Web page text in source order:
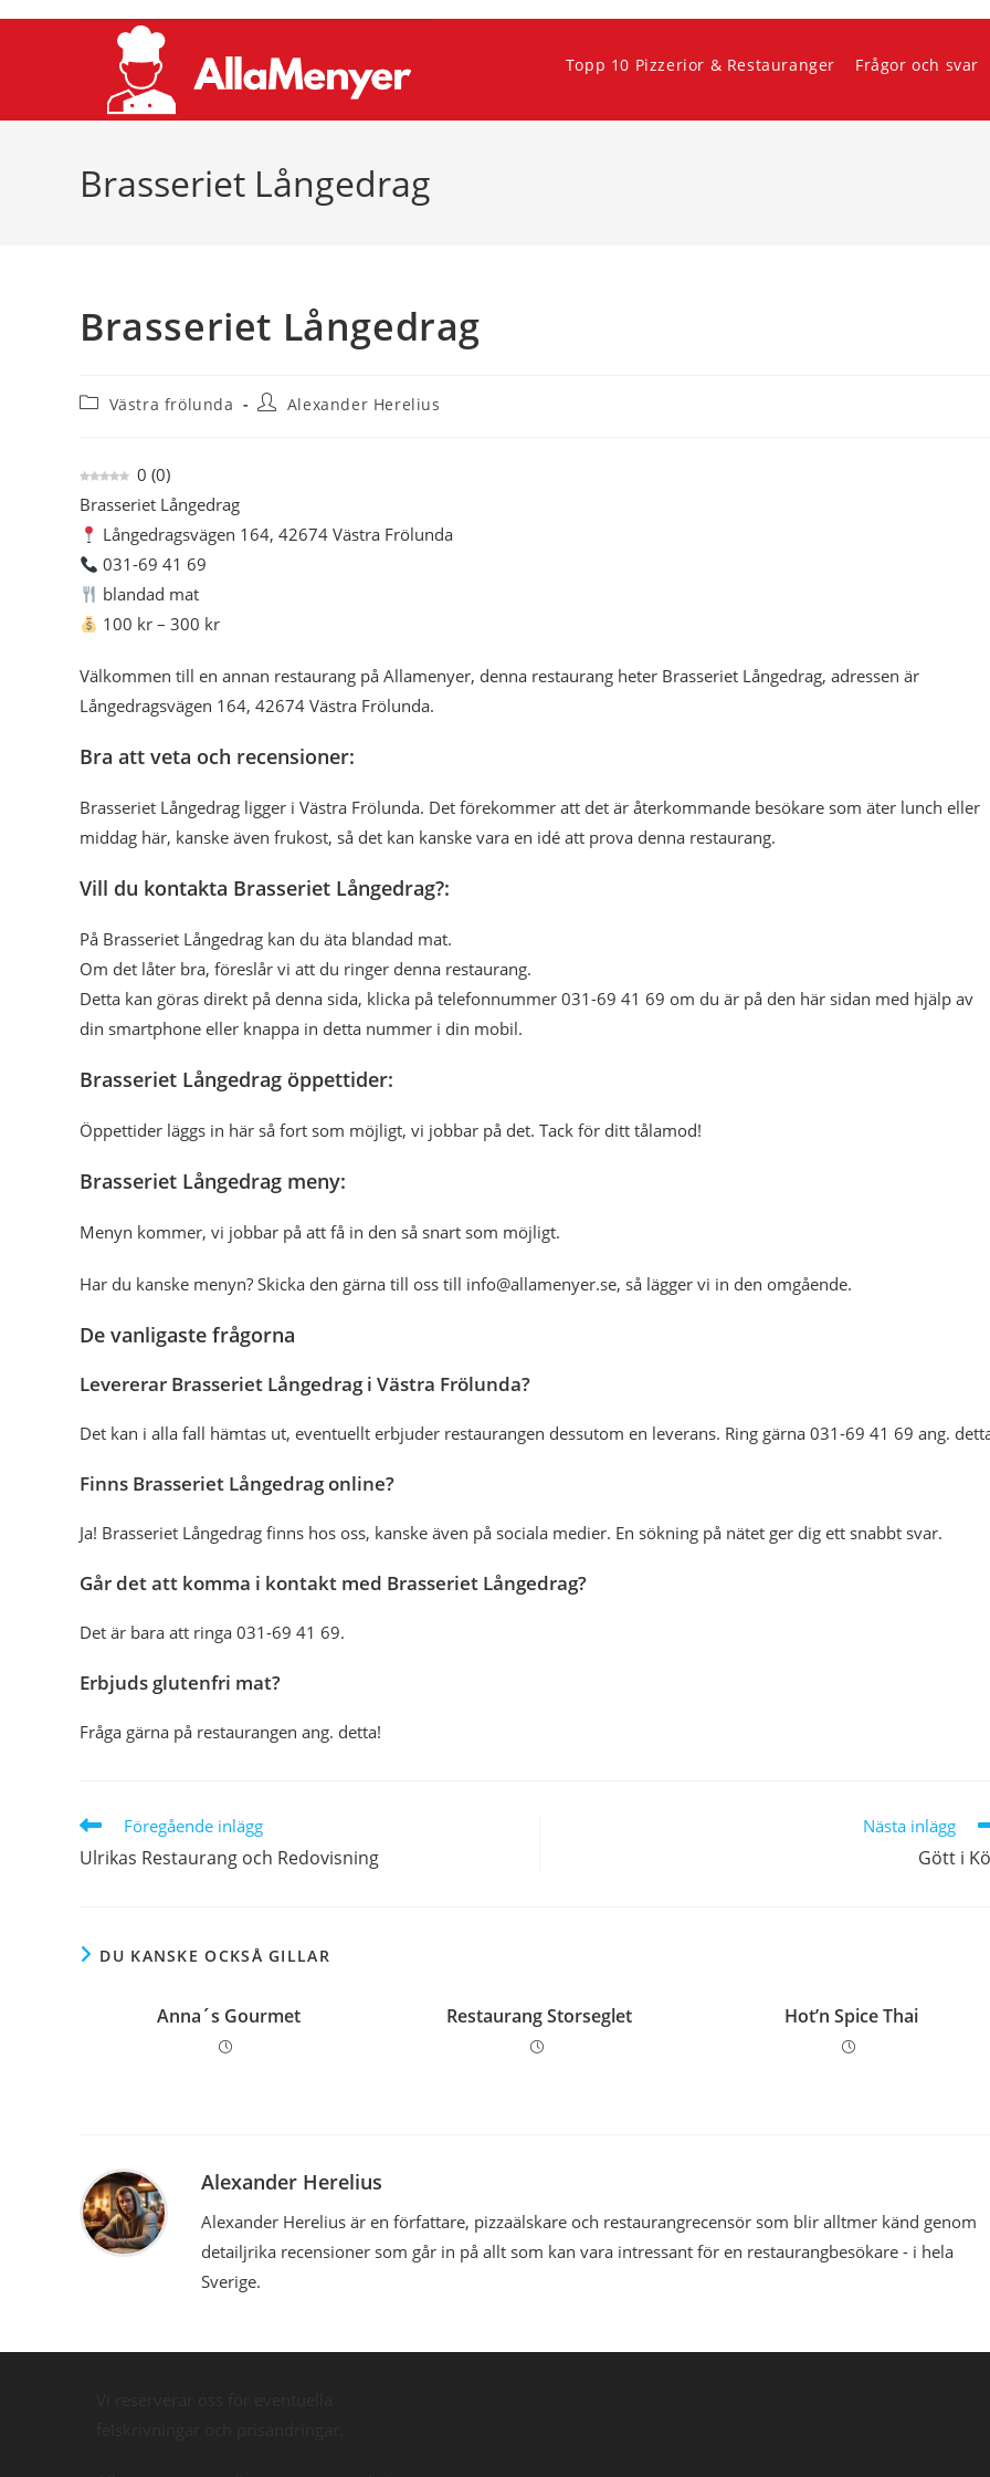
Topp 10 Pizzerior & Restauranger Frågor och svar
Brasseriet Långedrag
Brasseriet Långedrag
Inläggskategori:
Västra frölunda Inläggsförfattare:
Alexander Herelius
0 (0)
Brasseriet Långedrag
Långedragsvägen 164, 42674 Västra Frölunda
031-69 41 69
blandad mat
100 kr – 300 kr
Välkommen till en annan restaurang på Allamenyer, denna restaurang heter Brasseriet Långedrag, adressen är
Långedragsvägen 164, 42674 Västra Frölunda.
Bra att veta och recensioner:
Brasseriet Långedrag ligger i Västra Frölunda. Det förekommer att det är återkommande besökare som äter lunch eller
middag här, kanske även frukost, så det kan kanske vara en idé att prova denna restaurang.
Vill du kontakta Brasseriet Långedrag?:
På Brasseriet Långedrag kan du äta blandad mat.
Om det låter bra, föreslår vi att du ringer denna restaurang.
Detta kan göras direkt på denna sida, klicka på telefonnummer 031-69 41 69 om du är på den här sidan med hjälp av
din smartphone eller knappa in detta nummer i din mobil.
Brasseriet Långedrag öppettider:
Öppettider läggs in här så fort som möjligt, vi jobbar på det. Tack för ditt tålamod!
Brasseriet Långedrag meny:
Menyn kommer, vi jobbar på att få in den så snart som möjligt.
Har du kanske menyn? Skicka den gärna till oss till info@allamenyer.se, så lägger vi in den omgående.
De vanligaste frågorna
Levererar Brasseriet Långedrag i Västra Frölunda?
Det kan i alla fall hämtas ut, eventuellt erbjuder restaurangen dessutom en leverans. Ring gärna 031-69 41 69 ang.
Finns Brasseriet Långedrag online?
Ja! Brasseriet Långedrag finns hos oss, kanske även på sociala medier. En sökning på nätet ger dig ett snabbt svar.
Går det att komma i kontakt med Brasseriet Långedrag?
Det är bara att ringa 031-69 41 69.
Erbjuds glutenfri mat?
Fråga gärna på restaurangen ang. detta!
Läs
fler
artiklar
Föregående inlägg
Ulrikas Restaurang och Redovisning
Nästa inlägg
Gött i
DU KANSKE OCKSÅ GILLAR
Anna´s Gourmet Restaurang Storseglet Hot’n Spice Thai
Alexander Herelius
Alexander Herelius är en författare, pizzaälskare och restaurangrecensör som blir alltmer känd genom
detailjrika recensioner som går in på allt som kan vara intressant för en restaurangbesökare - i hela
Sverige.